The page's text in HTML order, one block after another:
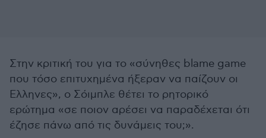
Στην κριτική του για το «σύνηθες blame game
που τόσο επιτυχημένα ήξεραν να παίζουν οι
Ελληνες», ο Σόιμπλε θέτει το ρητορικό
ερώτημα «σε ποιον αρέσει να παραδέχεται ότι
έζησε πάνω από τις δυνάμεις του;».